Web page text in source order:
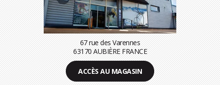
67 rue des Varennes
63170 AUBIÈRE FRANCE
ACCÈS AU MAGASIN